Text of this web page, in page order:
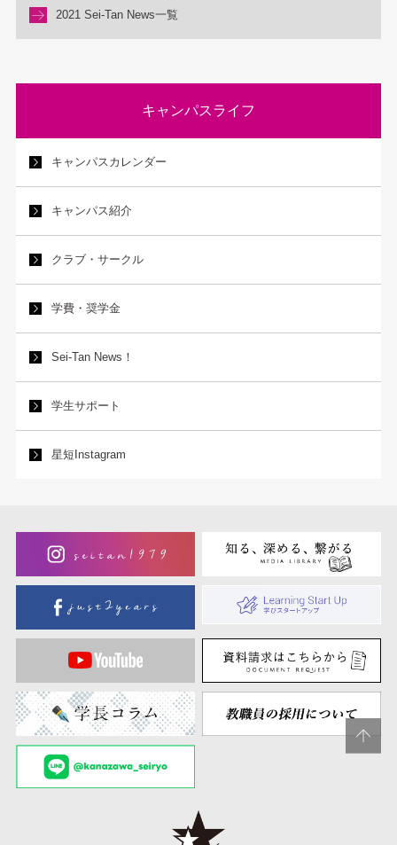
2021 Sei-Tan News一覧
キャンパスライフ
キャンパスカレンダー
キャンパス紹介
クラブ・サークル
学費・奨学金
Sei-Tan News！
学生サポート
星短Instagram